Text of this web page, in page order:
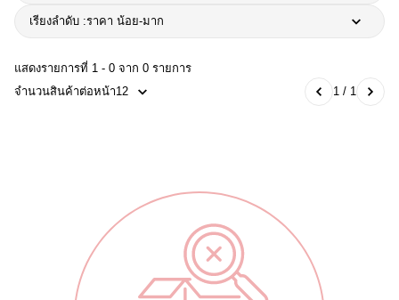
เรียงลำดับ :ราคา น้อย-มาก
แสดงรายการที่ 1 - 0 จาก 0 รายการ
จำนวนสินค้าต่อหน้า12 1 / 1